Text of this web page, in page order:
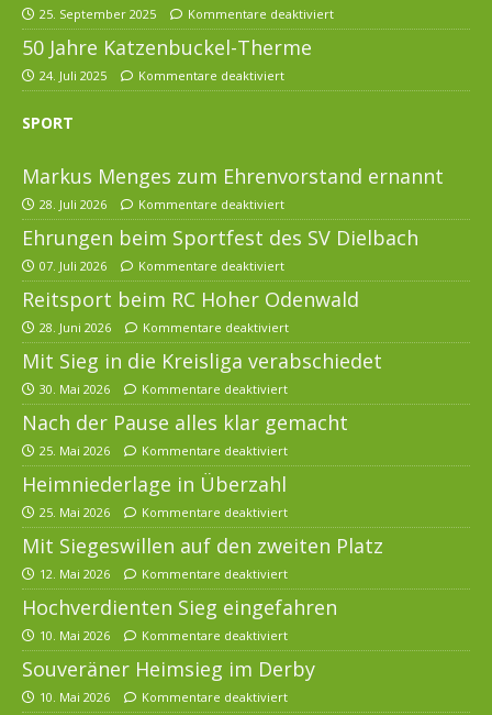
25. September 2025 Kommentare deaktiviert
50 Jahre Katzenbuckel-Therme
24. Juli 2025 Kommentare deaktiviert
SPORT
Markus Menges zum Ehrenvorstand ernannt
28. Juli 2026 Kommentare deaktiviert
Ehrungen beim Sportfest des SV Dielbach
07. Juli 2026 Kommentare deaktiviert
Reitsport beim RC Hoher Odenwald
28. Juni 2026 Kommentare deaktiviert
Mit Sieg in die Kreisliga verabschiedet
30. Mai 2026 Kommentare deaktiviert
Nach der Pause alles klar gemacht
25. Mai 2026 Kommentare deaktiviert
Heimniederlage in Überzahl
25. Mai 2026 Kommentare deaktiviert
Mit Siegeswillen auf den zweiten Platz
12. Mai 2026 Kommentare deaktiviert
Hochverdienten Sieg eingefahren
10. Mai 2026 Kommentare deaktiviert
Souveräner Heimsieg im Derby
10. Mai 2026 Kommentare deaktiviert